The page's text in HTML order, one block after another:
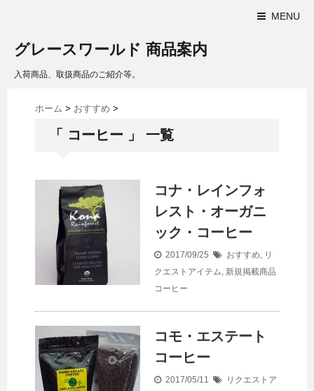
MENU
グレースワールド 商品案内
入荷商品、取扱商品のご紹介等。
ホーム > おすすめ >
「 コーヒー 」 一覧
コナ・レインフォ
レスト・オーガニ
ック・コーヒー
2017/09/25 おすすめ, リ
クエストアイテム, 新規掲載商品
コーヒー
コモ・エステート
コーヒー
2017/05/11
リクエストア